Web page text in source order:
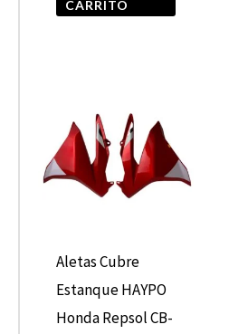
CARRITO
Aletas Cubre
Estanque HAYPO
Honda Repsol CB-